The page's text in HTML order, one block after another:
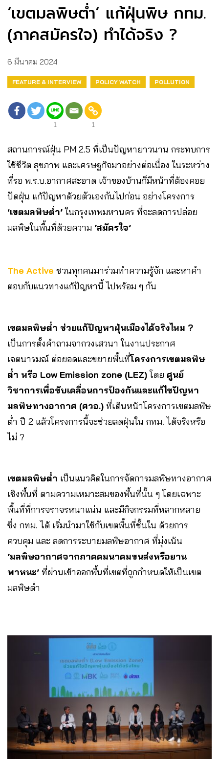
‘เขตมลพิษต่ำ’ แก้ฝุ่นพิษ กทม.
(ภาคสมัครใจ) ทำได้จริง ?
6 มีนาคม 2024
FEATURE & INTERVIEW POLICY WATCH POLLUTION
1 1
สถานการณ์ฝุ่น PM 2.5 ที่เป็นปัญหายาวนาน กระทบการ
ใช้ชีวิต สุขภาพ และเศรษฐกิจมาอย่างต่อเนื่อง ในระหว่าง
ที่รอ พ.ร.บ.อากาศสะอาด เจ้าของบ้านก็มีหน้าที่ต้องคอย
ปัดฝุ่น แก้ปัญหาด้วยตัวเองกันไปก่อน อย่างโครงการ
‘เขตมลพิษต่ำ’ในกรุงเทพมหานคร ที่จะลดการปล่อย
มลพิษในพื้นที่ด้วยความ ‘สมัครใจ’
The Active ชวนทุกคนมาร่วมทำความรู้จัก และหาคำ
ตอบกับแนวทางแก้ปัญหานี้ ไปพร้อม ๆ กัน
เขตมลพิษต่ำ ช่วยแก้ปัญหาฝุ่นเมืองได้จริงไหม ?
เป็นการตั้งคำถามจากวงเสวนา ในงานประกาศ
เจตนารมณ์ ต่อยอดและขยายพื้นที่โครงการเขตมลพิษ
ต่ำ หรือ Low Emission zone (LEZ)โดย ศูนย์
วิชาการเพื่อขับเคลื่อนการป้องกันและแก้ไขปัญหา
มลพิษทางอากาศ (ศวอ.) ที่เดินหน้าโครงการเขตมลพิษ
ต่ำ ปี 2 แล้วโครงการนี้จะช่วยลดฝุ่นใน กทม. ได้จริงหรือ
ไม่ ?
เขตมลพิษต่ำ เป็นแนวคิดในการจัดการมลพิษทางอากาศ
เชิงพื้นที่ ตามความเหมาะสมของพื้นที่นั้น ๆ โดยเฉพาะ
พื้นที่ที่การจราจรหนาแน่น และมีกิจกรรมที่หลากหลาย
ซึ่ง กทม. ได้ เริ่มนำมาใช้กับเขตพื้นที่ชั้นใน ด้วยการ
ควบคุม และ ลดการระบายมลพิษอากาศ ที่มุ่งเน้น
‘มลพิษอากาศจากภาคคมนาคมขนส่งหรือยาน
พาหนะ’ ที่ผ่านเข้าออกพื้นที่เขตที่ถูกกำหนดให้เป็นเขต
มลพิษต่ำ